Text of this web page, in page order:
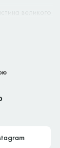
великого
самовивіз —